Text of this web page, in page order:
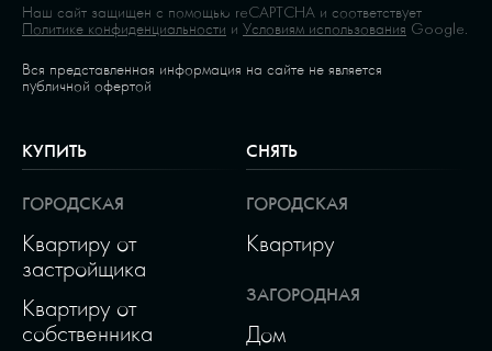
КУПИТЬ
ГОРОДСКАЯ
Квартиру от
застройщика
Квартиру от
собственника
СНЯТЬ
ГОРОДСКАЯ
Квартиру
ЗАГОРОДНАЯ
Дом
Наш сайт защищен с помощью reCAPTCHA и соответствует
Политике конфиденциальности и Условиям использования Google.
Вся представленная информация на сайте не является
публичной офертой